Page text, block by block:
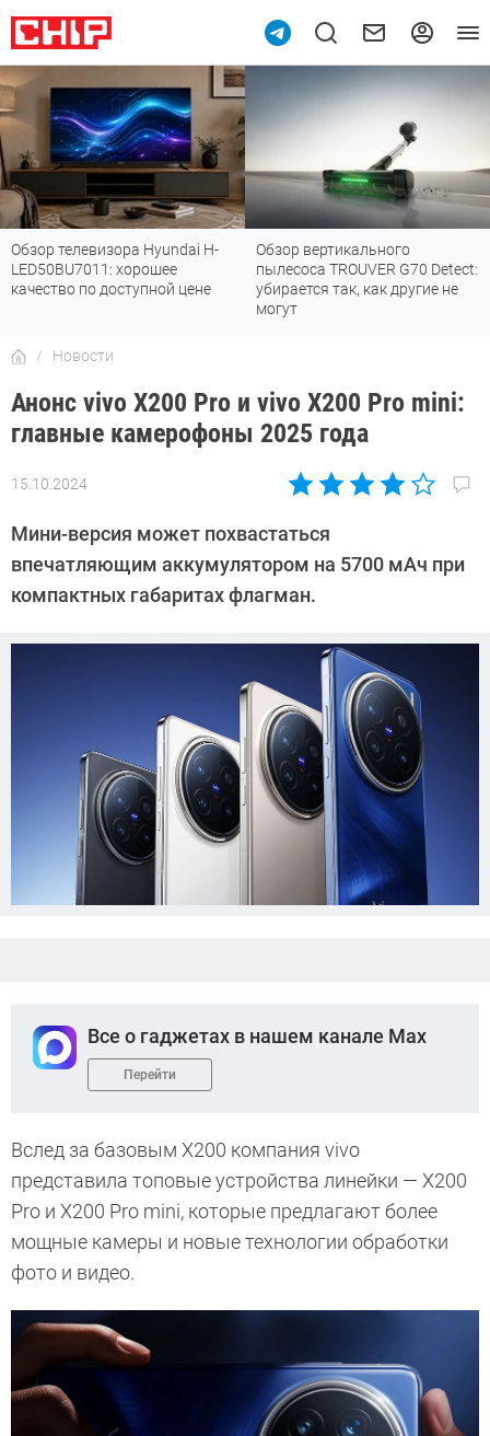
Обзор телевизора Hyundai H-
LED50BU7011: хорошее
качество по доступной цене
Обзор вертикального
пылесоса TROUVER G70 Detect:
убирается так, как другие не
могут
Новости
Анонс vivo X200 Pro и vivo X200 Pro mini:
главные камерофоны 2025 года
15.10.2024
Автор:
Довлатова
Мини-версия может похвастаться
впечатляющим аккумулятором на 5700 мАч при
компактных габаритах флагман.
Все о гаджетах в нашем канале Max
Перейти
Вслед за базовым X200 компания vivo
представила топовые устройства линейки — X200
Pro и X200 Pro mini, которые предлагают более
мощные камеры и новые технологии обработки
фото и видео.